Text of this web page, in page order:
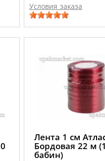
Условия заказа
Лента 1 см
Бордовая 22 м
бабин)